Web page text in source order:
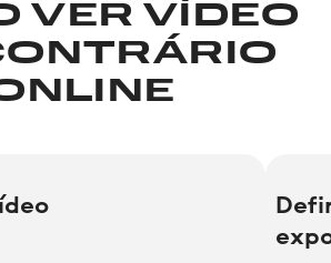
VER VÍDEO